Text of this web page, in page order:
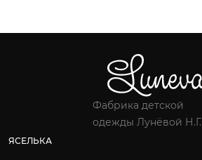
Фабрика детской
одежды Лунёвой Н.Г.
ЯСЕЛЬКА